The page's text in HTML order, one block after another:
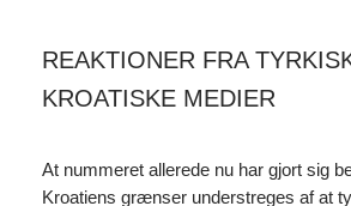
REAKTIONER FRA
KROATISKE MEDIER
At nummeret allerede nu har gjort sig
Kroatiens grænser understreges af at